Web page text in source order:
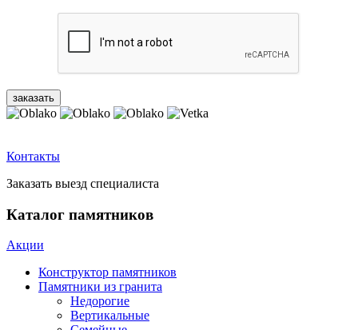
Контакты
Заказать выезд специалиста
Каталог памятников
Акции
Конструктор памятников
Памятники из гранита
Недорогие
Вертикальные